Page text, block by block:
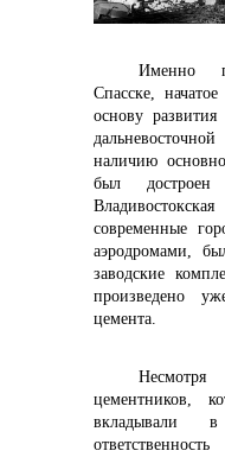
контакты
Контакты
Именно
Спасске,
основу
наличию
был
современные
аэродромами,
заводские
произведено
цемента.
цементников,
вкладывали